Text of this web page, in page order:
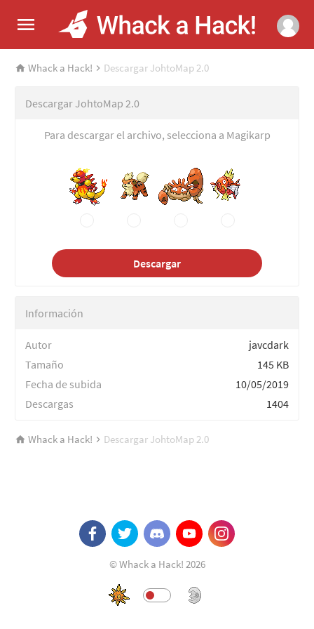
Whack a Hack! Descargar JohtoMap 2.0
Descargar JohtoMap 2.0
Para descargar el archivo, selecciona a Magikarp
Descargar
Información
Autor
javcdark
Tamaño
145 KB
Fecha de subida
10/05/2019
Descargas
1404
Whack a Hack! Descargar JohtoMap 2.0
© Whack a Hack! 2026